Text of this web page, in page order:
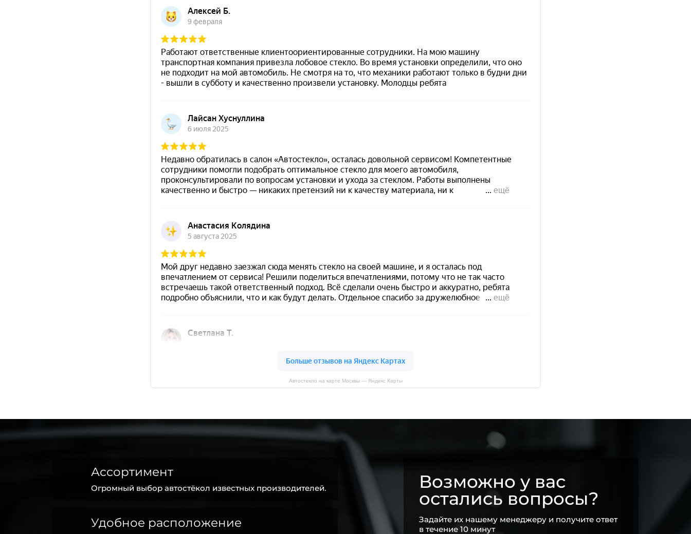
Автостекло на карте Москвы — Яндекс Карты
Ассортимент
Огромный выбор автостёкол известных производителей.
Удобное расположение
Возможно у вас
остались вопросы?
Задайте их нашему менеджеру и получите ответ
в течение 10 минут